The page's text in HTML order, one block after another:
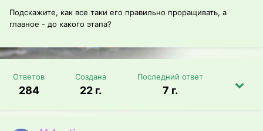
Подскажите, как все таки его правильно проращивать, а
главное - до какого этапа?
Ответов
284
Создана
22 г.
Последний ответ
7 г.